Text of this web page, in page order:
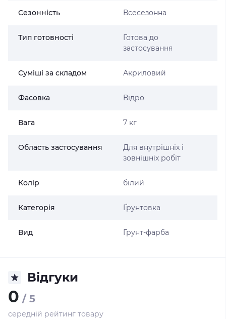
Сезонність Всесезонна
Тип готовності
Готова до
застосування
Суміші за складом Акриловий
Фасовка Відро
Вага 7 кг
Область застосування
Для внутрішніх і
зовнішніх робіт
Колір білий
Категорія Ґрунтовка
Вид Грунт-фарба
Відгуки
0 / 5
середній рейтинг товару